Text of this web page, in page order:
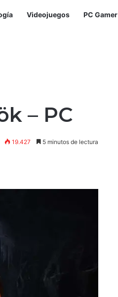
Videojuegos PC Gamer
– PC
19.427 5 minutos de lectura